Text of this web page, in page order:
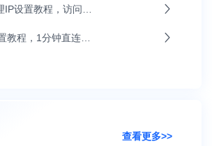
查看更多>>